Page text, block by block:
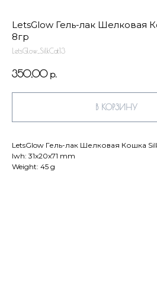
LetsGlow Гель-лак Шелковая
8гр
LetsGlow_SilkCat13
350,00 р.
В КОРЗИНУ
LetsGlow Гель-лак Шелковая Кошка
lwh: 31x20x71 mm
Weight: 45 g